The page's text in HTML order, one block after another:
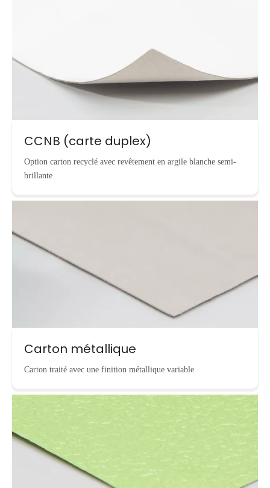
CCNB (carte duplex)
Option carton recyclé avec revêtement en argile blanche semi-
brillante
Carton métallique
Carton traité avec une finition métallique variable